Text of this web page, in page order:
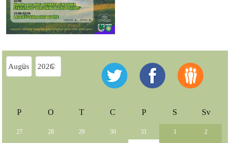
P O T C P S Sv
27 28 29 30 31 1 2